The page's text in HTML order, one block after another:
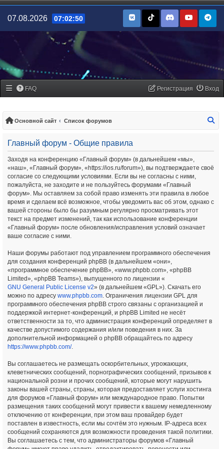
07.08.2026 07:02:50
FAQ Вход
Регистрация
Основной сайт Список форумов
Главный форум - Общие правила
Заходя на конференцию «Главный форум» (в дальнейшем «мы»,
«наш», «Главный форум», «https://ios.ru/forum»), вы подтверждаете своё
согласие со следующими условиями. Если вы не согласны с ними,
пожалуйста, не заходите и не пользуйтесь форумами «Главный
форум». Мы оставляем за собой право изменять эти правила в любое
время и сделаем всё возможное, чтобы уведомить вас об этом, однако с
вашей стороны было бы разумным регулярно просматривать этот
текст на предмет изменений, так как использование конференции
«Главный форум» после обновления/исправления условий означает
ваше согласие с ними.
Наши форумы работают под управлением программного обеспечения
для создания конференций phpBB (в дальнейшем «они»,
«программное обеспечение phpBB», «www.phpbb.com», «phpBB
Limited», «phpBB Teams»), выпущенного по лицензии «
GNU General Public License v2» (в дальнейшем «GPL»). Скачать его
можно по адресу www.phpbb.com. Ограничения лицензии GPL для
программного обеспечения phpBB строго связаны с организацией и
поддержкой интернет-конференций, и phpBB Limited не несёт
ответственности за то, что администрация конференций определяет в
качестве допустимого содержания и/или поведения в них. За
дополнительной информацией о phpBB обращайтесь по адресу
https://www.phpbb.com/.
Вы соглашаетесь не размещать оскорбительных, угрожающих,
клеветнических сообщений, порнографических сообщений, призывов к
национальной розни и прочих сообщений, которые могут нарушить
законы вашей страны, страны, которая предоставляет услуги хостинга
для форумов «Главный форум» или международное право. Попытки
размещения таких сообщений могут привести к вашему немедленному
отключению от конференции, при этом ваш провайдер будет
поставлен в известность, если мы сочтём это нужным. IP-адреса всех
сообщений сохраняются для возможности проведения такой политики.
Вы соглашаетесь с тем, что администраторы форумов «Главный